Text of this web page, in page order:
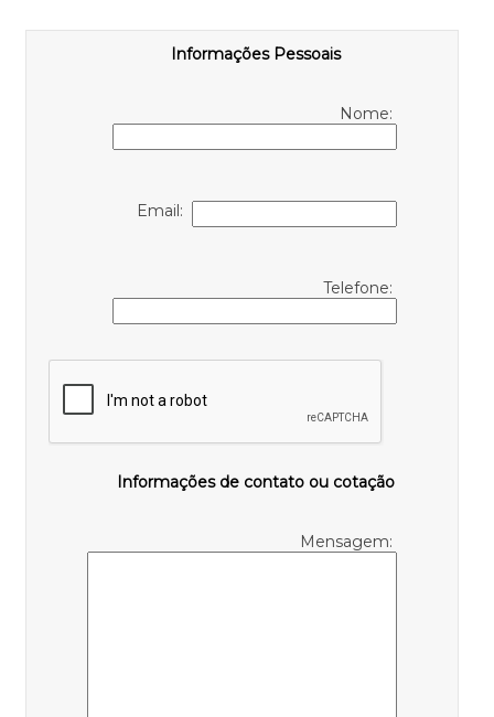
Informações Pessoais
Nome:
Email:
Telefone:
Informações de contato ou cotação
Mensagem: